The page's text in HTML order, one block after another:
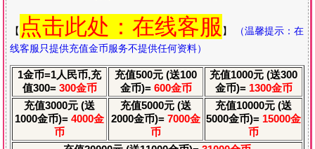
【 点击此处 ：在线客服 】
（温馨提示：在
线客服只提供充值金币服务不提供任何资料）
1金币=1人民币,充
值300= 300金币
充值500元 (送100
金币)= 600金币
充值1000元 (送300
金币)= 1300金币
充值3000元 (送
1000金币)= 4000金
币
充值5000元 (送
2000金币)= 7000金
币
充值10000元 (送
5000金币)= 15000金
币